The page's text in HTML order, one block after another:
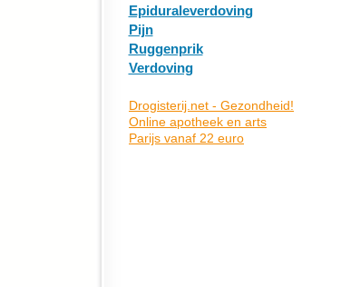
Epiduraleverdoving
Pijn
Ruggenprik
Verdoving